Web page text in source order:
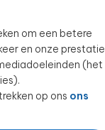
om een betere
en onze
(het
op ons ons